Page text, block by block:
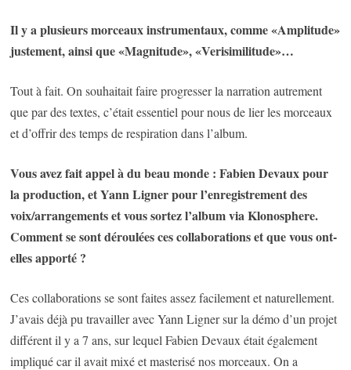
Il y a plusieurs morceaux instrumentaux, comme «Amplitude»
justement, ainsi que «Magnitude», «Verisimilitude»…
Tout à fait. On souhaitait faire progresser la narration autrement
que par des textes, c’était essentiel pour nous de lier les morceaux
et d’offrir des temps de respiration dans l’album.
Vous avez fait appel à du beau monde : Fabien Devaux pour
la production, et Yann Ligner pour l’enregistrement des
voix/arrangements et vous sortez l’album via Klonosphere.
Comment se sont déroulées ces collaborations et que vous ont-
elles apporté ?
Ces collaborations se sont faites assez facilement et naturellement.
J’avais déjà pu travailler avec Yann Ligner sur la démo d’un projet
différent il y a 7 ans, sur lequel Fabien Devaux était également
impliqué car il avait mixé et masterisé nos morceaux. On a